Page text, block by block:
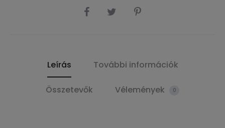
SHARE
Leírás További információk
Összetevők Vélemények 0